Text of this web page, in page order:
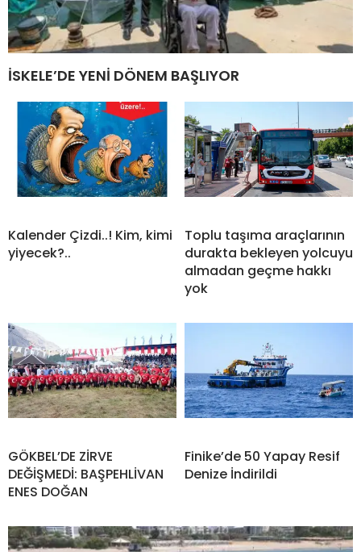
İSKELE’DE YENİ DÖNEM BAŞLIYOR
Kalender Çizdi..! Kim, kimi
yiyecek?..
Toplu taşıma araçlarının
durakta bekleyen yolcuyu
almadan geçme hakkı
yok
GÖKBEL’DE ZİRVE
DEĞİŞMEDİ: BAŞPEHLİVAN
ENES DOĞAN
Finike’de 50 Yapay Resif
Denize İndirildi